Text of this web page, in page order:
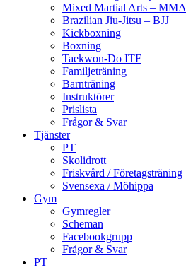
Mixed Martial Arts – MMA
Brazilian Jiu-Jitsu – BJJ
Kickboxning
Boxning
Taekwon-Do ITF
Familjeträning
Barnträning
Instruktörer
Prislista
Frågor & Svar
Tjänster
PT
Skolidrott
Friskvård / Företagsträning
Svensexa / Möhippa
Gym
Gymregler
Scheman
Facebookgrupp
Frågor & Svar
PT